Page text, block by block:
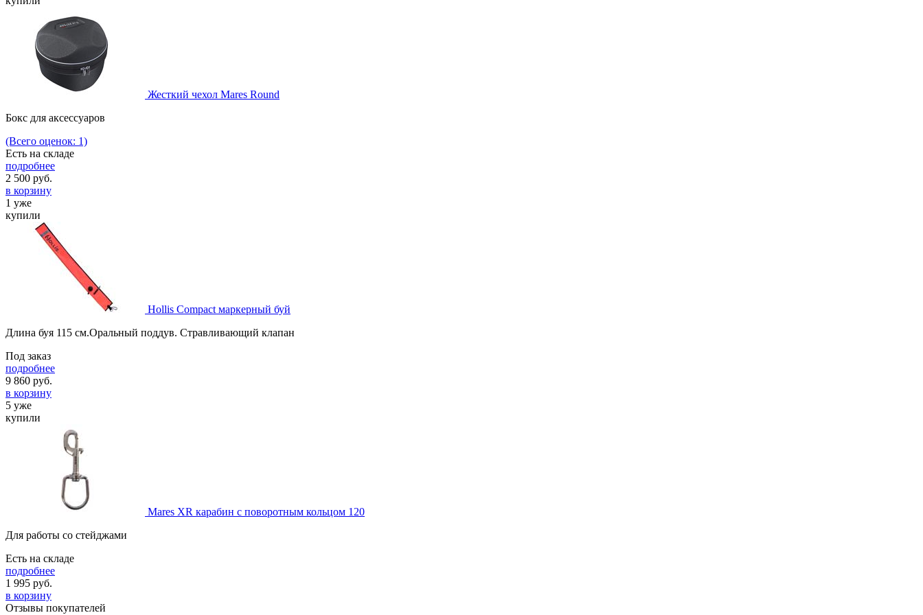
Жесткий чехол Mares Round
Бокс для аксессуаров
(Всего оценок: 1)
Есть на складе
подробнее
2 500 руб.
в корзину
1 уже
купили
Hollis Compact маркерный буй
Длина буя 115 см.Оральный поддув. Стравливающий клапан
Под заказ
подробнее
9 860 руб.
в корзину
5 уже
купили
Mares XR карабин с поворотным кольцом 120
Для работы со стейджами
Есть на складе
подробнее
1 995 руб.
в корзину
Отзывы покупателей